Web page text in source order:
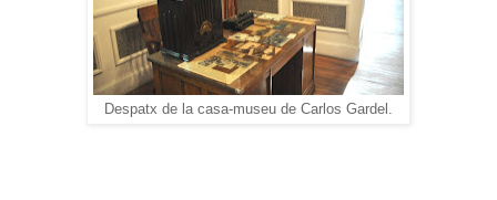
Despatx de la casa-museu de Carlos Gardel.